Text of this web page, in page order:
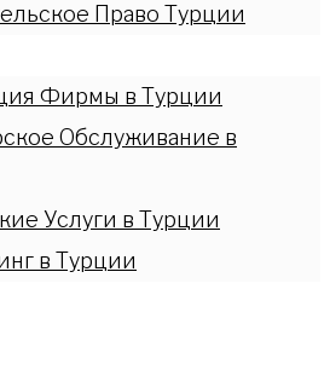
Право Турции
Фирмы в Турции
Обслуживание в
Услуги в Турции
в Турции